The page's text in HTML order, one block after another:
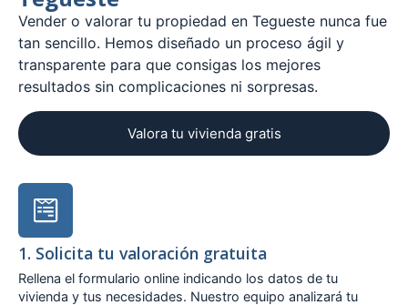
Vender o valorar tu propiedad en Tegueste nunca fue
tan sencillo. Hemos diseñado un proceso ágil y
transparente para que consigas los mejores
resultados sin complicaciones ni sorpresas.
Valora tu vivienda gratis
1. Solicita tu valoración gratuita
Rellena el formulario online indicando los datos de tu
vivienda y tus necesidades. Nuestro equipo analizará tu